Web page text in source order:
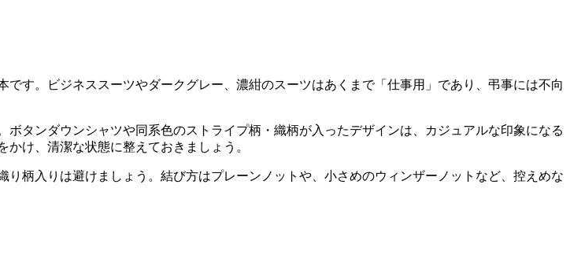
す。ビジネススーツやダークグレー、濃紺のスーツはあくまで「仕事用」であり、弔事には不向
タンダウンシャツや同系色のストライプ柄・織柄が入ったデザインは、カジュアルな印象になる
け、清潔な状態に整えておきましょう。
柄入りは避けましょう。結び方はプレーンノットや、小さめのウィンザーノットなど、控えめな